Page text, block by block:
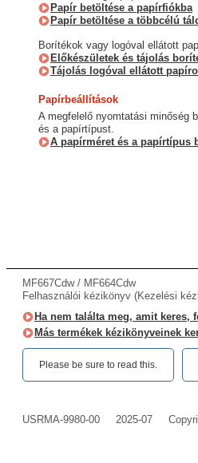
Papír betöltése a papírfiókba
Papír betöltése a többcélú
Borítékok vagy logóval ellátott
Előkészületek és tájolás
Tájolás logóval ellátott
Papírbeállítások
A megfelelő nyomtatási minőség
és a papírtípust.
A papírméret és a papírtípus
MF667Cdw / MF664Cdw
Felhasználói kézikönyv (Kezelési
Ha nem találta meg, amit keres,
Más termékek kézikönyveinek
Please be sure to read this.‎
USRMA-9980-00 2025-07